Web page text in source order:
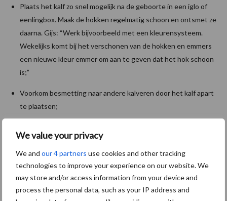
We value your privacy
We and our 4 partners use cookies and other tracking
technologies to improve your experience on our website. We
may store and/or access information from your device and
process the personal data, such as your IP address and
Plaats het kalf zo snel mogelijk na de geboorte in een iglo of
eenlingbox. Maak de hokken regelmatig schoon en ontsmet ze
daarna. Gijs: “Werk bijvoorbeeld met een kleurensysteem.
Wekelijks komt bij het verschonen van de hokken en emmers
een nieuwe kleur emmer om aan te geven dat het hok schoon
is;”
Voorkom besmetting naar andere kalveren door het kalf apart
te plaatsen;
werkt plezierig en zorgt dat alles netjes schoon geborgd kan
worden;
Handenwassen bij het melk geven van de kalveren, is een
gemakkelijke snel vergeten besmettingsbron.